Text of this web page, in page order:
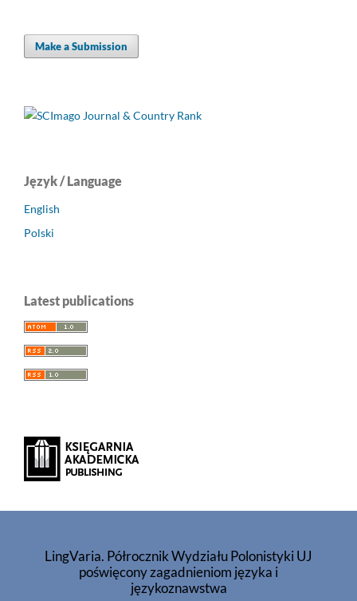
Make a Submission
Język / Language
English
Polski
Latest publications
LingVaria. Półrocznik Wydziału Polonistyki UJ
poświęcony zagadnieniom języka i
językoznawstwa